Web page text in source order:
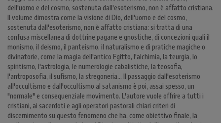
dell'uomo e del cosmo, sostenuta dall'esoterismo, non è affatto cristiana.
Il volume dimostra come la visione di Dio, dell'uomo e del cosmo,
sostenuta dall'esoterismo, non è affatto cristiana: si tratta di una
confusa miscellanea di dottrine pagane e gnostiche, di concezioni quali il
monismo, il deismo, il panteismo, il naturalismo e di pratiche magiche o
divinatorie, come la magia dell'antico Egitto, l'alchimia, la teurgia, lo
spiritismo, l'astrologia, le numerologie cabalistiche, la teosofia,
l'antroposofia, il sufismo, la stregoneria... Il passaggio dall'esoterismo
all'occultismo e dall'occultismo al satanismo è poi, assai spesso, un
"normale" e consequenziale movimento. L'autore vuole offrire a tutti i
cristiani, ai sacerdoti e agli operatori pastorali chiari criteri di
discernimento su questo fenomeno che ha, come obiettivo finale, la